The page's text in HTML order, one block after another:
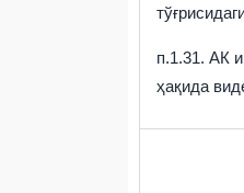
п.1.31. АК
ҳақида